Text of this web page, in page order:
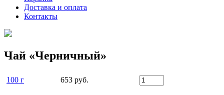
Доставка и оплата
Контакты
Чай «Черничный»
100 г 653 руб.